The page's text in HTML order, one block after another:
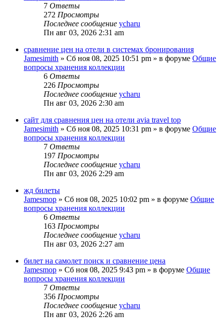
7 Ответы
272 Просмотры
Последнее сообщение ycharu
Пн авг 03, 2026 2:31 am
сравнение цен на отели в системах бронирования
Jamesimith » Сб ноя 08, 2025 10:51 pm » в форуме Общие
вопросы хранения коллекции
6 Ответы
226 Просмотры
Последнее сообщение ycharu
Пн авг 03, 2026 2:30 am
сайт для сравнения цен на отели avia travel top
Jamesimith » Сб ноя 08, 2025 10:31 pm » в форуме Общие
вопросы хранения коллекции
7 Ответы
197 Просмотры
Последнее сообщение ycharu
Пн авг 03, 2026 2:29 am
жд билеты
Jamesmop » Сб ноя 08, 2025 10:02 pm » в форуме Общие
вопросы хранения коллекции
6 Ответы
163 Просмотры
Последнее сообщение ycharu
Пн авг 03, 2026 2:27 am
билет на самолет поиск и сравнение цена
Jamesmop » Сб ноя 08, 2025 9:43 pm » в форуме Общие
вопросы хранения коллекции
7 Ответы
356 Просмотры
Последнее сообщение ycharu
Пн авг 03, 2026 2:26 am